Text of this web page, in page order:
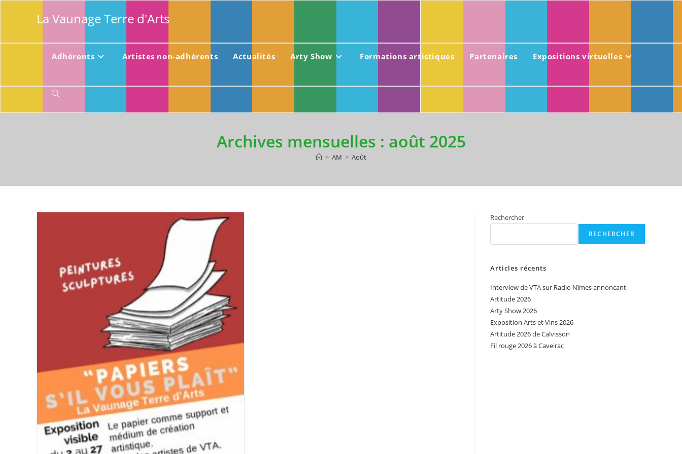
La Vaunage Terre d'Arts
Adhérents Artistes non-adhérents Actualités Arty Show Formations artistiques Partenaires Expositions virtuelles
Toggle
Archives mensuelles : août 2025
> AM > Août
Rechercher
RECHERCHER
Articles récents
Interview de VTA sur Radio Nîmes annoncant
Artitude 2026
Arty Show 2026
Exposition Arts et Vins 2026
Artitude 2026 de Calvisson
Fil rouge 2026 à Caveirac